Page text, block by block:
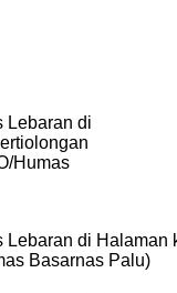
Lebaran di
Humas
di
Basarnas Palu)